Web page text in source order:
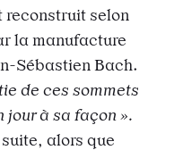
reconstruit selon
la manufacture
Sébastien Bach.
de ces sommets
jour à sa façon ».
alors que